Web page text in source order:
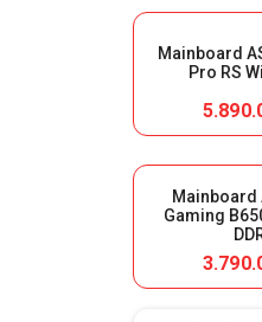
Mainboard
Pro RS
Mainboard
Gaming